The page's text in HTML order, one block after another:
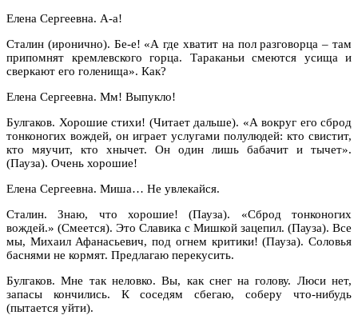
Елена Сергеевна. А-а!
Сталин (иронично). Бе-е! «А где хватит на пол разговорца – там
припомнят кремлевского горца. Тараканьи смеются усища и
сверкают его голенища». Как?
Елена Сергеевна. Мм! Выпукло!
Булгаков. Хорошие стихи! (Читает дальше). «А вокруг его сброд
тонконогих вождей, он играет услугами полулюдей: кто свистит,
кто мяучит, кто хнычет. Он один лишь бабачит и тычет».
(Пауза). Очень хорошие!
Елена Сергеевна. Миша… Не увлекайся.
Сталин. Знаю, что хорошие! (Пауза). «Сброд тонконогих
вождей.» (Смеется). Это Славика с Мишкой зацепил. (Пауза). Все
мы, Михаил Афанасьевич, под огнем критики! (Пауза). Соловья
баснями не кормят. Предлагаю перекусить.
Булгаков. Мне так неловко. Вы, как снег на голову. Люси нет,
запасы кончились. К соседям сбегаю, соберу что-нибудь
(пытается уйти).